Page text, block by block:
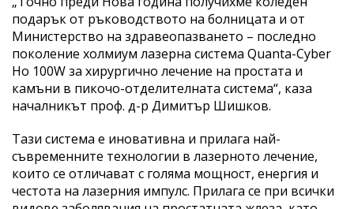
подарък от ръководството на болницата и от
Министерство на здравеопазването – последно
поколение холмиум лазерна система Quanta-Cyber
Ho 100W за хирургично лечение на простата и
камъни в пикочо-отделителната система“, каза
началникът проф. д-р Димитър Шишков.
Тази система е иновативна и прилага най-
съвременните технологии в лазерното лечение,
които се отличават с голяма мощност, енергия и
честота на лазерния импулс. Прилага се при всички